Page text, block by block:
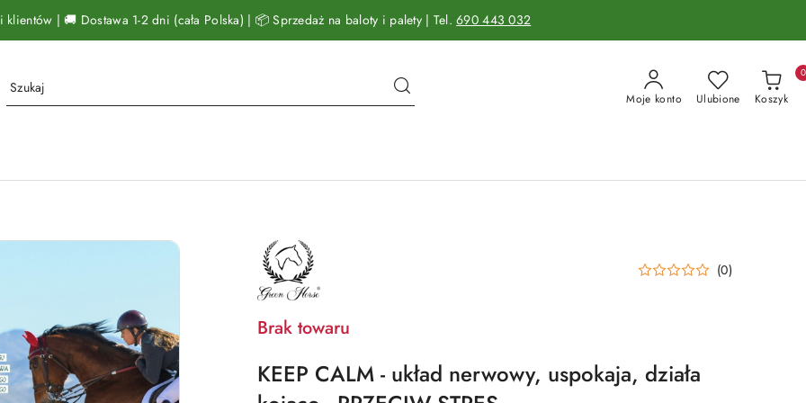
| 🚚 Dostawa 1-2 dni (cała Polska) | 📦 Sprzedaż na baloty i palety | Tel.690 443 032
Moje konto Ulubione Koszyk
0
NAZWA
PRODUCENTA:
GREEN
HORSE
(0)
Brak towaru
KEEP CALM - układ nerwowy, uspokaja, działa